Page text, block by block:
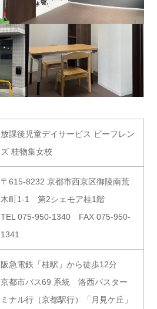
放課後児童デイサービス ビーフレン
ズ 桂物集女校
〒615-8232 京都市西京区御陵南荒
木町1-1 第2シェモア桂1階
TEL 075-950-1340 FAX 075-950-
1341
阪急電鉄「桂駅」から徒歩12分
京都市バス69 系統 洛西バスター
ミナル行（京都駅行）「月見ケ丘」